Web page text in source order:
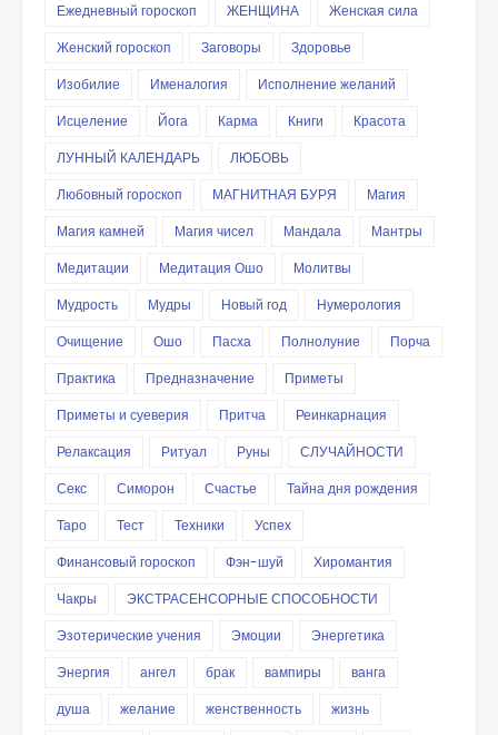
Ежедневный гороскоп
ЖЕНЩИНА
Женская сила
Женский гороскоп
Заговоры
Здоровье
Изобилие
Именалогия
Исполнение желаний
Исцеление
Йога Карма Книги
Красота
ЛУННЫЙ КАЛЕНДАРЬ
ЛЮБОВЬ
Любовный гороскоп
МАГНИТНАЯ БУРЯ
Магия
Магия камней
Магия чисел Мандала
Мантры
Медитации
Медитация Ошо
Молитвы
Мудрость
Мудры Новый год
Нумерология
Очищение
Ошо Пасха Полнолуние
Порча
Практика
Предназначение
Приметы
Приметы и суеверия
Притча
Реинкарнация
Релаксация
Ритуал Руны
СЛУЧАЙНОСТИ
Секс
Симорон Счастье
Тайна дня рождения
Таро
Тест Техники
Успех
Финансовый гороскоп
Фэн-шуй
Хиромантия
Чакры
ЭКСТРАСЕНСОРНЫЕ СПОСОБНОСТИ
Эзотерические учения
Эмоции
Энергетика
Энергия
ангел брак вампиры
ванга
душа
желание женственность
жизнь